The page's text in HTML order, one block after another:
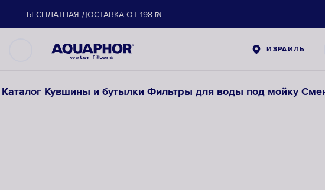
ИЗРАИЛЬ
Каталог Кувшины и бутылки Фильтры для воды под мойку
БЕСПЛАТНАЯ ДОСТАВКА ОТ 198 ₪